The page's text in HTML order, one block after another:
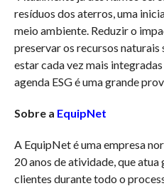
resíduos dos aterros, uma
meio ambiente. Reduzir o
preservar os recursos
estar cada vez mais
agenda ESG é uma grande
Sobre a EquipNet
A EquipNet é uma empresa
20 anos de atividade, que
clientes durante todo o